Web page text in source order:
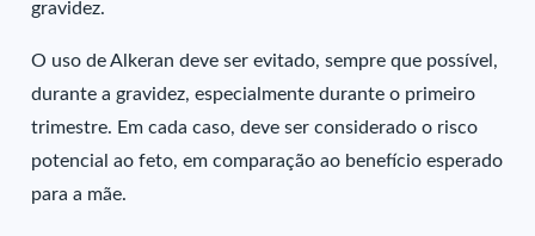
gravidez.
O uso de Alkeran deve ser evitado, sempre que possível,
durante a gravidez, especialmente durante o primeiro
trimestre. Em cada caso, deve ser considerado o risco
potencial ao feto, em comparação ao benefício esperado
para a mãe.